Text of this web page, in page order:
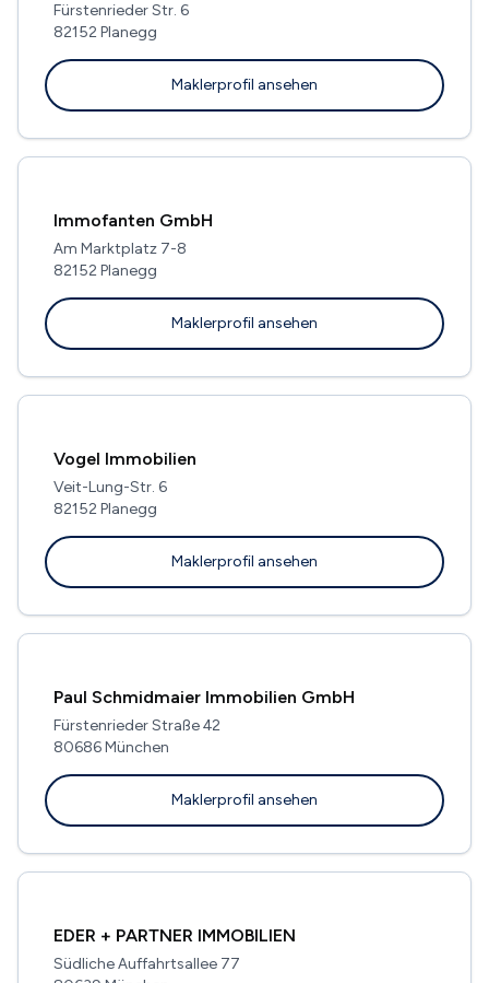
Fürstenrieder Str. 6
82152 Planegg
Maklerprofil ansehen
Immofanten GmbH
Am Marktplatz 7-8
82152 Planegg
Maklerprofil ansehen
Vogel Immobilien
Veit-Lung-Str. 6
82152 Planegg
Maklerprofil ansehen
Paul Schmidmaier Immobilien GmbH
Fürstenrieder Straße 42
80686 München
Maklerprofil ansehen
EDER + PARTNER IMMOBILIEN
Südliche Auffahrtsallee 77